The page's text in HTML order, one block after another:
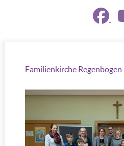
Familienkirche Regenbogen